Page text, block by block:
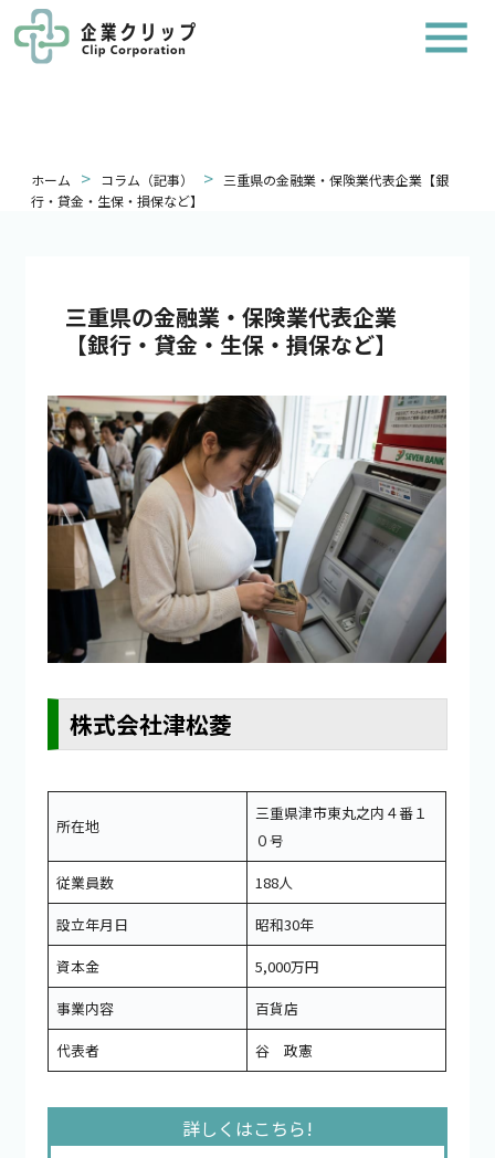
ホーム > コラム（記事） > 三重県の金融業・保険業代表企業【銀
行・貸金・生保・損保など】
三重県の金融業・保険業代表企業
【銀行・貸金・生保・損保など】
株式会社津松菱
所在地
三重県津市東丸之内４番１
０号
従業員数
188人
設立年月日
昭和30年
資本金
5,000万円
事業内容
百貨店
代表者
谷 政憲